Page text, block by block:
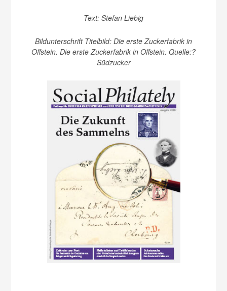
Text: Stefan Liebig
Bildunterschrift Titelbild: Die erste Zuckerfabrik in
Offstein. Die erste Zuckerfabrik in Offstein. Quelle:?
Südzucker